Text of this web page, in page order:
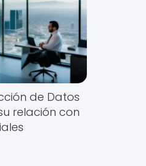
de Datos
relación con